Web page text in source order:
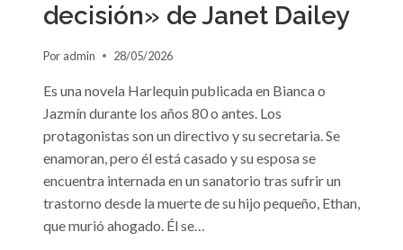
decisión» de Janet Dailey
Por admin 28/05/2026
Es una novela Harlequin publicada en Bianca o
Jazmín durante los años 80 o antes. Los
protagonistas son un directivo y su secretaria. Se
enamoran, pero él está casado y su esposa se
encuentra internada en un sanatorio tras sufrir un
trastorno desde la muerte de su hijo pequeño, Ethan,
que murió ahogado. Él se…